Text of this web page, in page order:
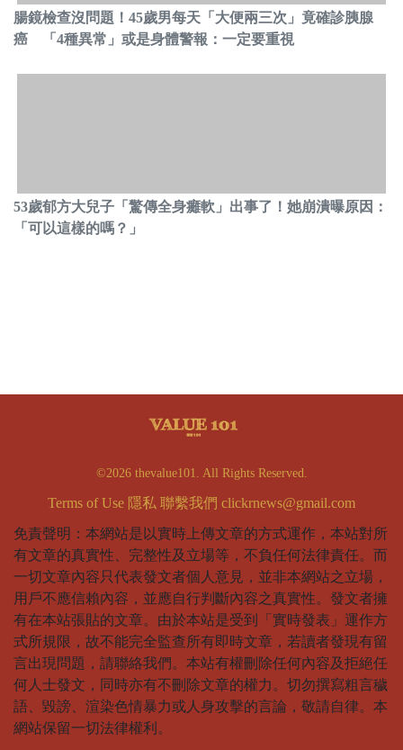
腸鏡檢查沒問題！45歲男每天「大便兩三次」竟確診胰腺
癌 「4種異常」或是身體警報：一定要重視
53歲郁方大兒子「驚傳全身癱軟」出事了！她崩潰曝原因：
「可以這樣的嗎？」
©2026 thevalue101. All Rights Reserved.
Terms of Use 隱私 聯繫我們 clickrnews@gmail.com
免責聲明：本網站是以實時上傳文章的方式運作，本站對所
有文章的真實性、完整性及立場等，不負任何法律責任。而
一切文章內容只代表發文者個人意見，並非本網站之立場，
用戶不應信賴內容，並應自行判斷內容之真實性。發文者擁
有在本站張貼的文章。由於本站是受到「實時發表」運作方
式所規限，故不能完全監查所有即時文章，若讀者發現有留
言出現問題，請聯絡我們。本站有權刪除任何內容及拒絕任
何人士發文，同時亦有不刪除文章的權力。切勿撰寫粗言穢
語、毀謗、渲染色情暴力或人身攻擊的言論，敬請自律。本
網站保留一切法律權利。